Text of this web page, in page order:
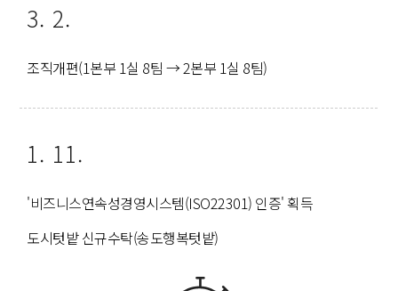
3. 2.
조직개편(1본부 1실 8팀 → 2본부 1실 8팀)
1. 11.
'비즈니스연속성경영시스템(ISO22301) 인증' 획득
도시텃밭 신규수탁(송도행복텃밭)